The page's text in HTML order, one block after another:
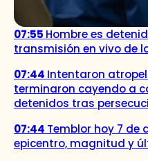
07:55 Hombre es
transmisión en vivo de
07:44 Intentaron
terminaron cayendo a
detenidos tras
07:44 Temblor hoy 7 de
epicentro, magnitud y